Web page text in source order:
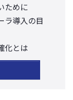
ために
ラ導入の目
化とは